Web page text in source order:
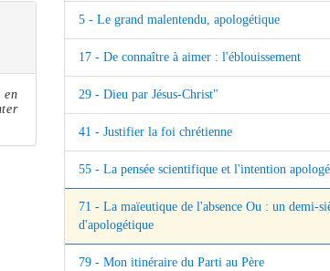
en
ter
5 - Le grand malentendu, apologétique
17 - De connaître à aimer : l'éblouissement
29 - Dieu par Jésus-Christ"
41 - Justifier la foi chrétienne
55 - La pensée scientifique et l'intention
71 - La maïeutique de l'absence Ou : un demi-
d'apologétique
79 - Mon itinéraire du Parti au Père